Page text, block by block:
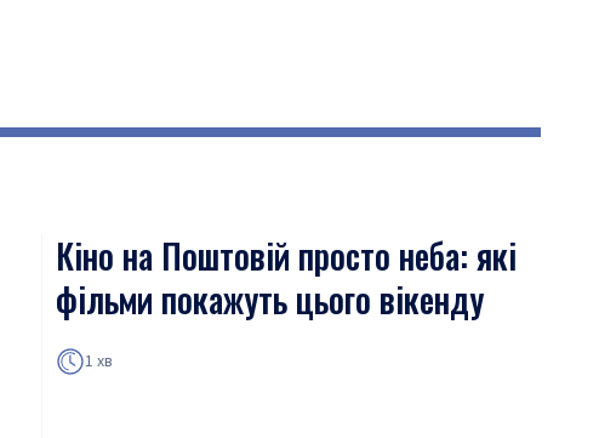
Кіно на Поштовій просто неба: які
фільми покажуть цього вікенду
1 хв